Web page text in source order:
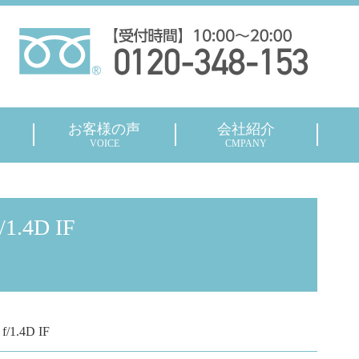
お客様の声
VOICE
会社紹介
CMPANY
IF
1.4D IF